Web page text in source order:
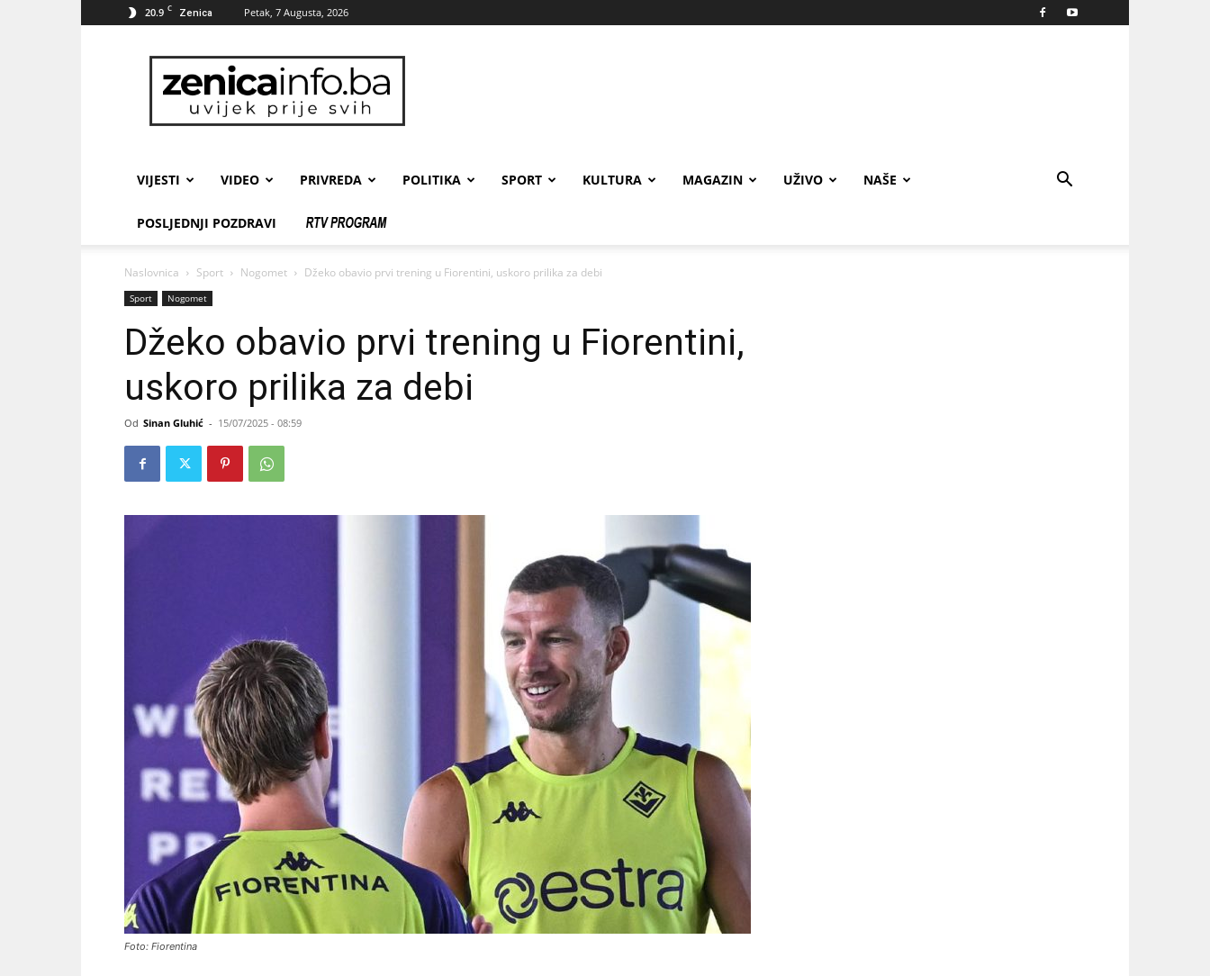
20.9 C Zenica Petak, 7 Augusta, 2026
zenicainfo.ba
VIJESTI VIDEO PRIVREDA POLITIKA SPORT KULTURA MAGAZIN UŽIVO NAŠE
POSLJEDNJI POZDRAVI
Naslovnica Sport Nogomet Džeko obavio prvi trening u Fiorentini, uskoro prilika za debi
Sport Nogomet
Džeko obavio prvi trening u Fiorentini,
uskoro prilika za debi
Od Sinan Gluhić - 15/07/2025 - 08:59
Foto: Fiorentina